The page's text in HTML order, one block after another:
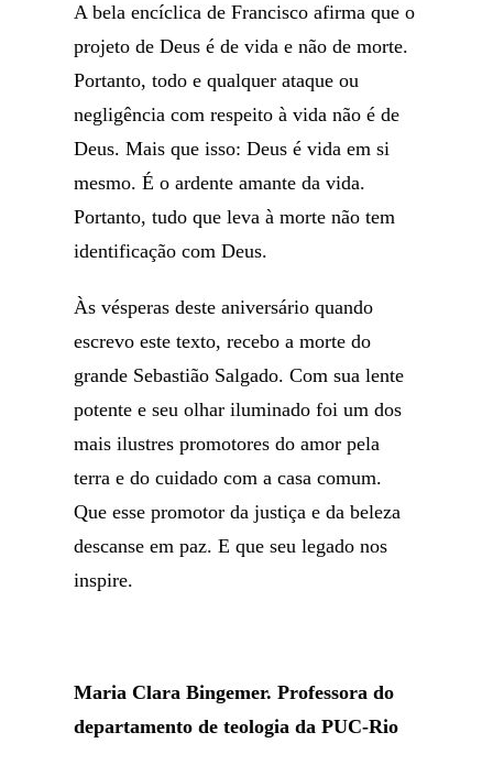
A bela encíclica de Francisco afirma que o
projeto de Deus é de vida e não de morte.
Portanto, todo e qualquer ataque ou
negligência com respeito à vida não é de
Deus. Mais que isso: Deus é vida em si
mesmo. É o ardente amante da vida.
Portanto, tudo que leva à morte não tem
identificação com Deus.
Às vésperas deste aniversário quando
escrevo este texto, recebo a morte do
grande Sebastião Salgado. Com sua lente
potente e seu olhar iluminado foi um dos
mais ilustres promotores do amor pela
terra e do cuidado com a casa comum.
Que esse promotor da justiça e da beleza
descanse em paz. E que seu legado nos
inspire.
Maria Clara Bingemer. Professora do
departamento de teologia da PUC-Rio